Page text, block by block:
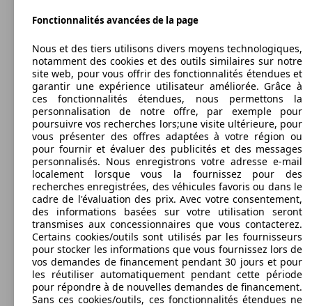
Outlander 2.2 DI-D 150 4WD
110 KW
(150 PS)
Ø
l/
Model Version
Leistung
Outlander 2.0I 200 PHEV 4WD
89 KW
(120 PS)
Ø
l/
SUV/4x4/Pick-Up
Diesel
Model Version
2007 - 2010 OUTLANDER (01/2007-02/2010)
Dim. (L/l/h):
à partir de 4640 x 1800 x 1680 mm
Puissance:
103 - 115 KW (140 - 156 PS)
Portes:
Fonctionnalités avancées de la page
Nous et des tiers utilisons divers moyens technologiques,
notamment des cookies et des outils similaires sur notre
site web, pour vous offrir des fonctionnalités étendues et
garantir une expérience utilisateur améliorée. Grâce à
ces fonctionnalités étendues, nous permettons la
personnalisation de notre offre, par exemple pour
poursuivre vos recherches lors;une visite ultérieure, pour
vous présenter des offres adaptées à votre région ou
pour fournir et évaluer des publicités et des messages
personnalisés. Nous enregistrons votre adresse e-mail
localement lorsque vous la fournissez pour des
recherches enregistrées, des véhicules favoris ou dans le
cadre de l'évaluation des prix. Avec votre consentement,
des informations basées sur votre utilisation seront
transmises aux concessionnaires que vous contacterez.
Certains cookies/outils sont utilisés par les fournisseurs
pour stocker les informations que vous fournissez lors de
vos demandes de financement pendant 30 jours et pour
les réutiliser automatiquement pendant cette période
pour répondre à de nouvelles demandes de financement.
Sans ces cookies/outils, ces fonctionnalités étendues ne